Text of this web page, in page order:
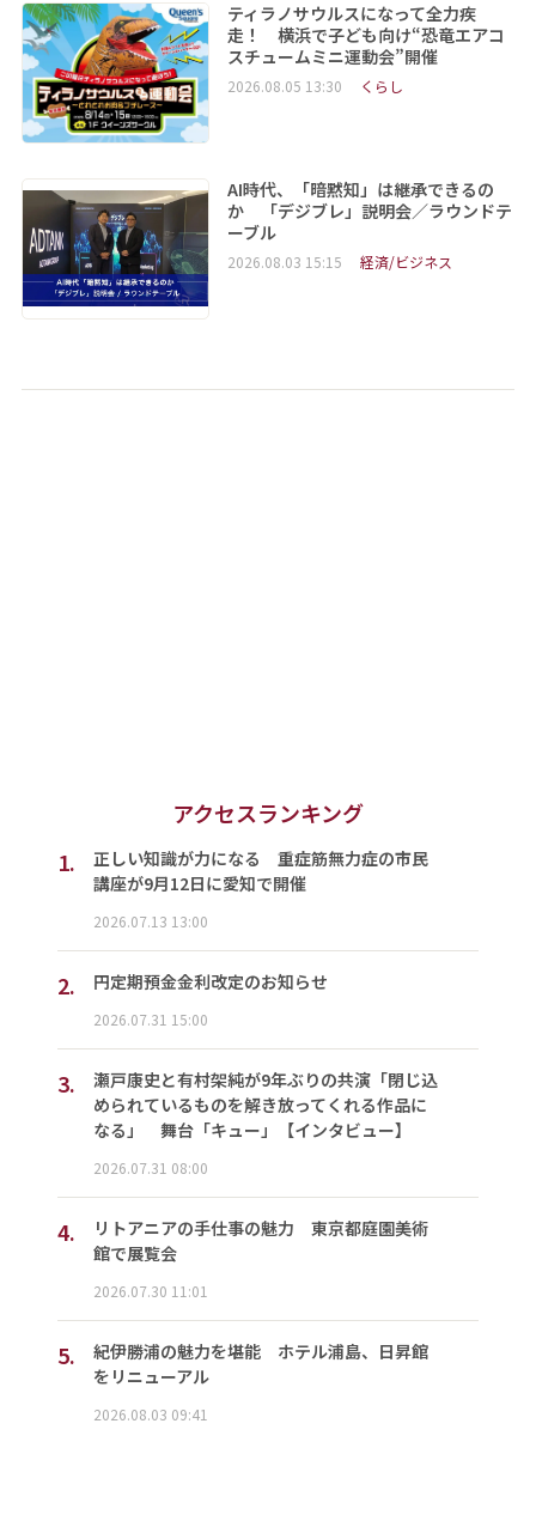
ティラノサウルスになって全力疾
走！ 横浜で子ども向け“恐竜エアコ
スチュームミニ運動会”開催
2026.08.05 13:30 くらし
AI時代、「暗黙知」は継承できるの
か 「デジブレ」説明会／ラウンドテ
ーブル
2026.08.03 15:15 経済/ビジネス
アクセスランキング
1.
正しい知識が力になる 重症筋無力症の市民
講座が9月12日に愛知で開催
2026.07.13 13:00
2. 円定期預金金利改定のお知らせ
2026.07.31 15:00
3.
瀬戸康史と有村架純が9年ぶりの共演「閉じ込
められているものを解き放ってくれる作品に
なる」 舞台「キュー」【インタビュー】
2026.07.31 08:00
4.
リトアニアの手仕事の魅力 東京都庭園美術
館で展覧会
2026.07.30 11:01
5.
紀伊勝浦の魅力を堪能 ホテル浦島、日昇館
をリニューアル
2026.08.03 09:41